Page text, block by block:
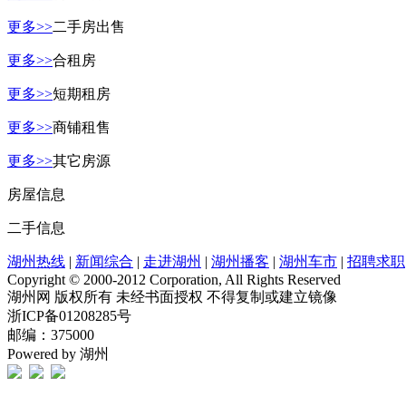
更多>>二手房出售
更多>>合租房
更多>>短期租房
更多>>商铺租售
更多>>其它房源
房屋信息
二手信息
湖州热线 | 新闻综合 | 走进湖州 | 湖州播客 | 湖州车市 | 招聘求职
Copyright © 2000-2012 Corporation, All Rights Reserved
湖州网 版权所有 未经书面授权 不得复制或建立镜像
浙ICP备01208285号
邮编：375000
Powered by 湖州